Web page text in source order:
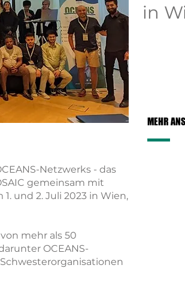
in
MEHR
Netzwerks - das
gemeinsam mit
und 2. Juli 2023 in Wien,
mehr als 50
OCEANS-